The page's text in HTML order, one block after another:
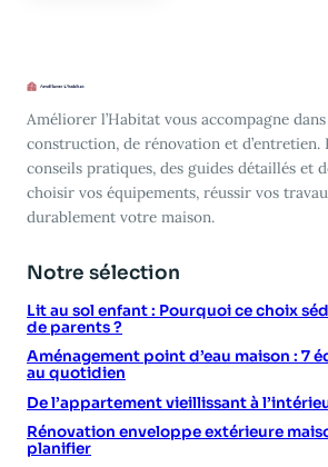
Améliorer l’Habitat vous accompagne
construction, de rénovation et d’entretien.
conseils pratiques, des guides détaillés et
choisir vos équipements, réussir vos
durablement votre maison.
Notre sélection
Lit au sol enfant : Pourquoi ce choix
de parents ?
Aménagement point d’eau maison : 7
au quotidien
De l’appartement vieillissant à
Rénovation enveloppe extérieure
planifier